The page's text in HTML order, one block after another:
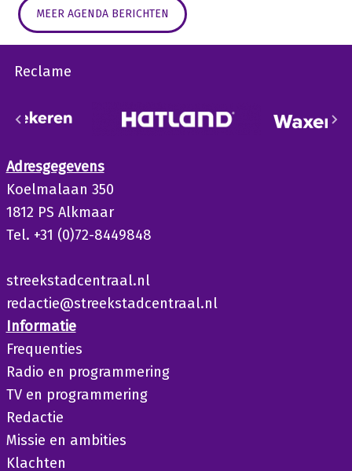
MEER AGENDA BERICHTEN
Reclame
Adresgegevens
Koelmalaan 350
1812 PS Alkmaar
Tel. +31 (0)72-8449848
streekstadcentraal.nl
redactie@streekstadcentraal.nl
Informatie
Frequenties
Radio en programmering
TV en programmering
Redactie
Missie en ambities
Klachten